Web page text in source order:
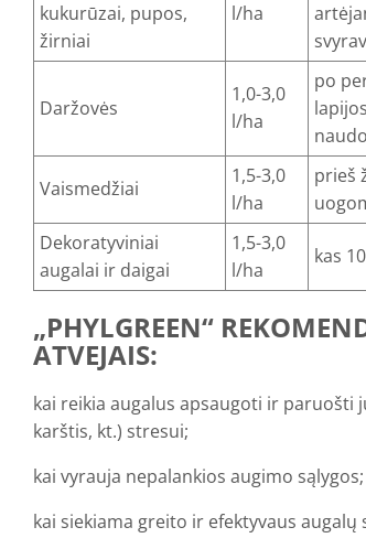
kukurūzai, pupos,
žirniai
l/ha
Daržovės
1,0-3,0
l/ha
po
Vaismedžiai
1,5-3,0
l/ha
prieš
Dekoratyviniai
augalai ir daigai
1,5-3,0
l/ha
kas
„PHYLGREEN“
ATVEJAIS:
kai reikia augalus apsaugoti ir paruošti
karštis, kt.) stresui;
kai vyrauja nepalankios augimo sąlygos;
kai siekiama greito ir efektyvaus